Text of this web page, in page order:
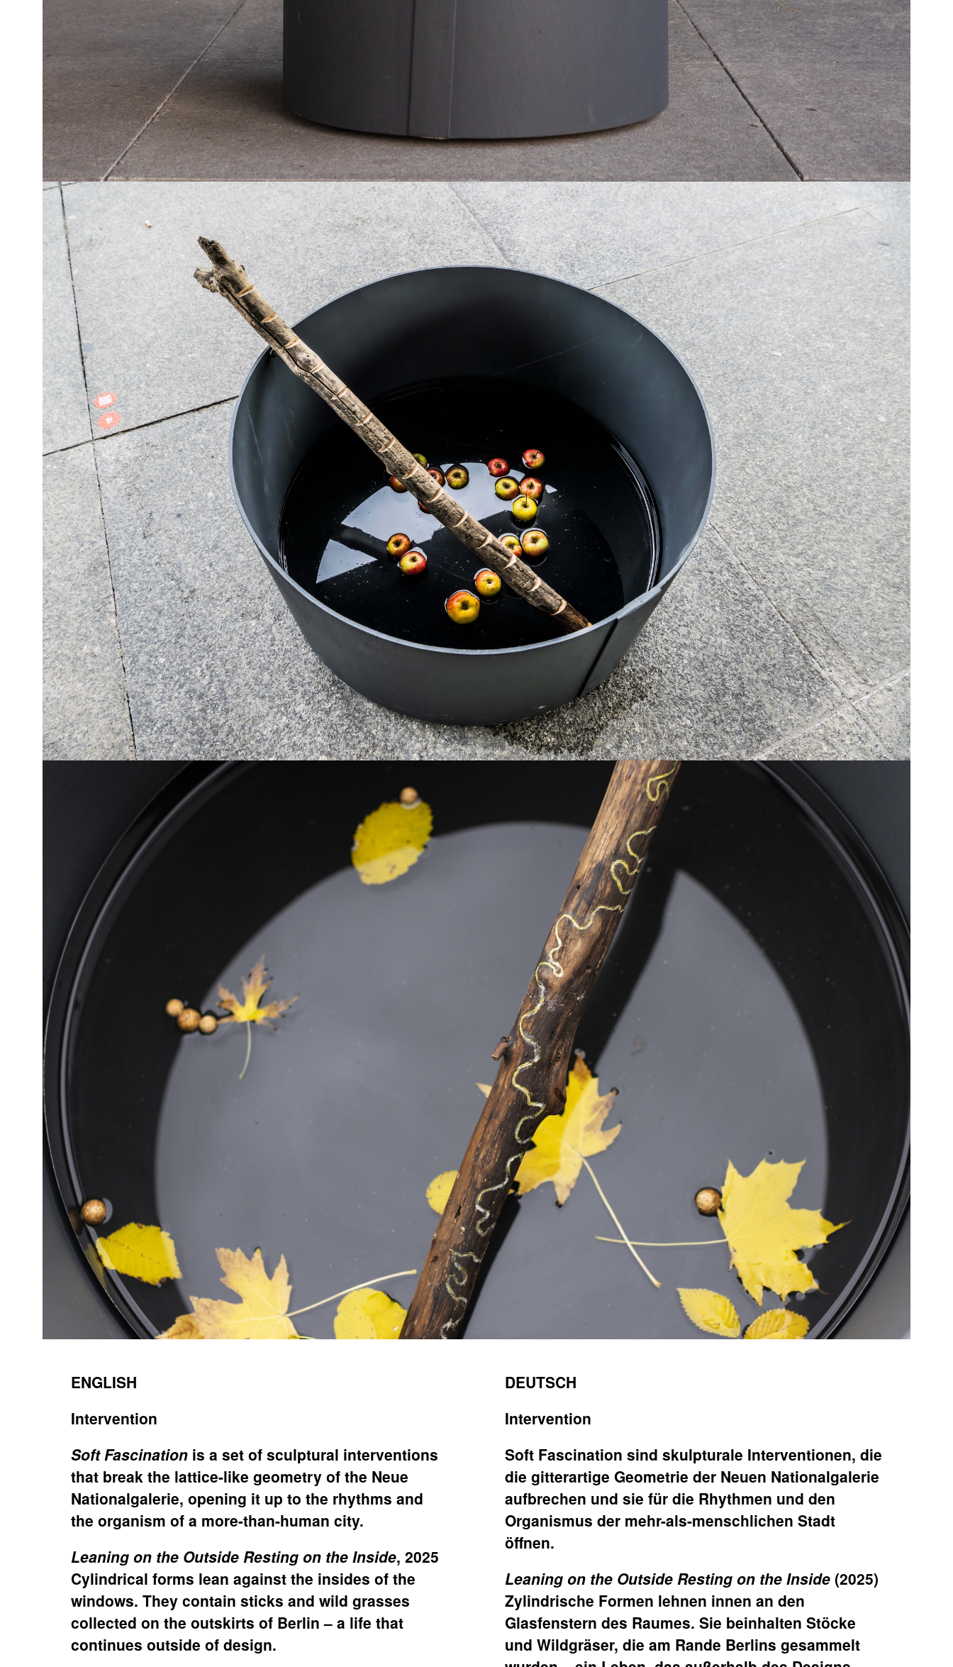
ENGLISH
Intervention
Soft Fascination is a set of sculptural interventions
that break the lattice-like geometry of the Neue
Nationalgalerie, opening it up to the rhythms and
the organism of a more-than-human city.
Leaning on the Outside Resting on the Inside, 2025
Cylindrical forms lean against the insides of the
windows. They contain sticks and wild grasses
collected on the outskirts of Berlin – a life that
continues outside of design.
DEUTSCH
Intervention
Soft Fascination sind skulpturale Interventionen, die
die gitterartige Geometrie der Neuen Nationalgalerie
aufbrechen und sie für die Rhythmen und den
Organismus der mehr-als-menschlichen Stadt
öffnen.
Leaning on the Outside Resting on the Inside (2025)
Zylindrische Formen lehnen innen an den
Glasfenstern des Raumes. Sie beinhalten Stöcke
und Wildgräser, die am Rande Berlins gesammelt